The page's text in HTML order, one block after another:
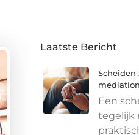
Laatste Bericht
Een
tegelijk